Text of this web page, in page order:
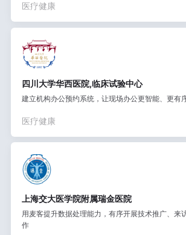
医疗健康
四川大学华西医院,临床试验中心
建立机构办公预约系统，让现场办公更智能、更有
医疗健康
上海交大医学院附属瑞金医院
用麦客提升数据处理能力，有序开展技术推广、来
作